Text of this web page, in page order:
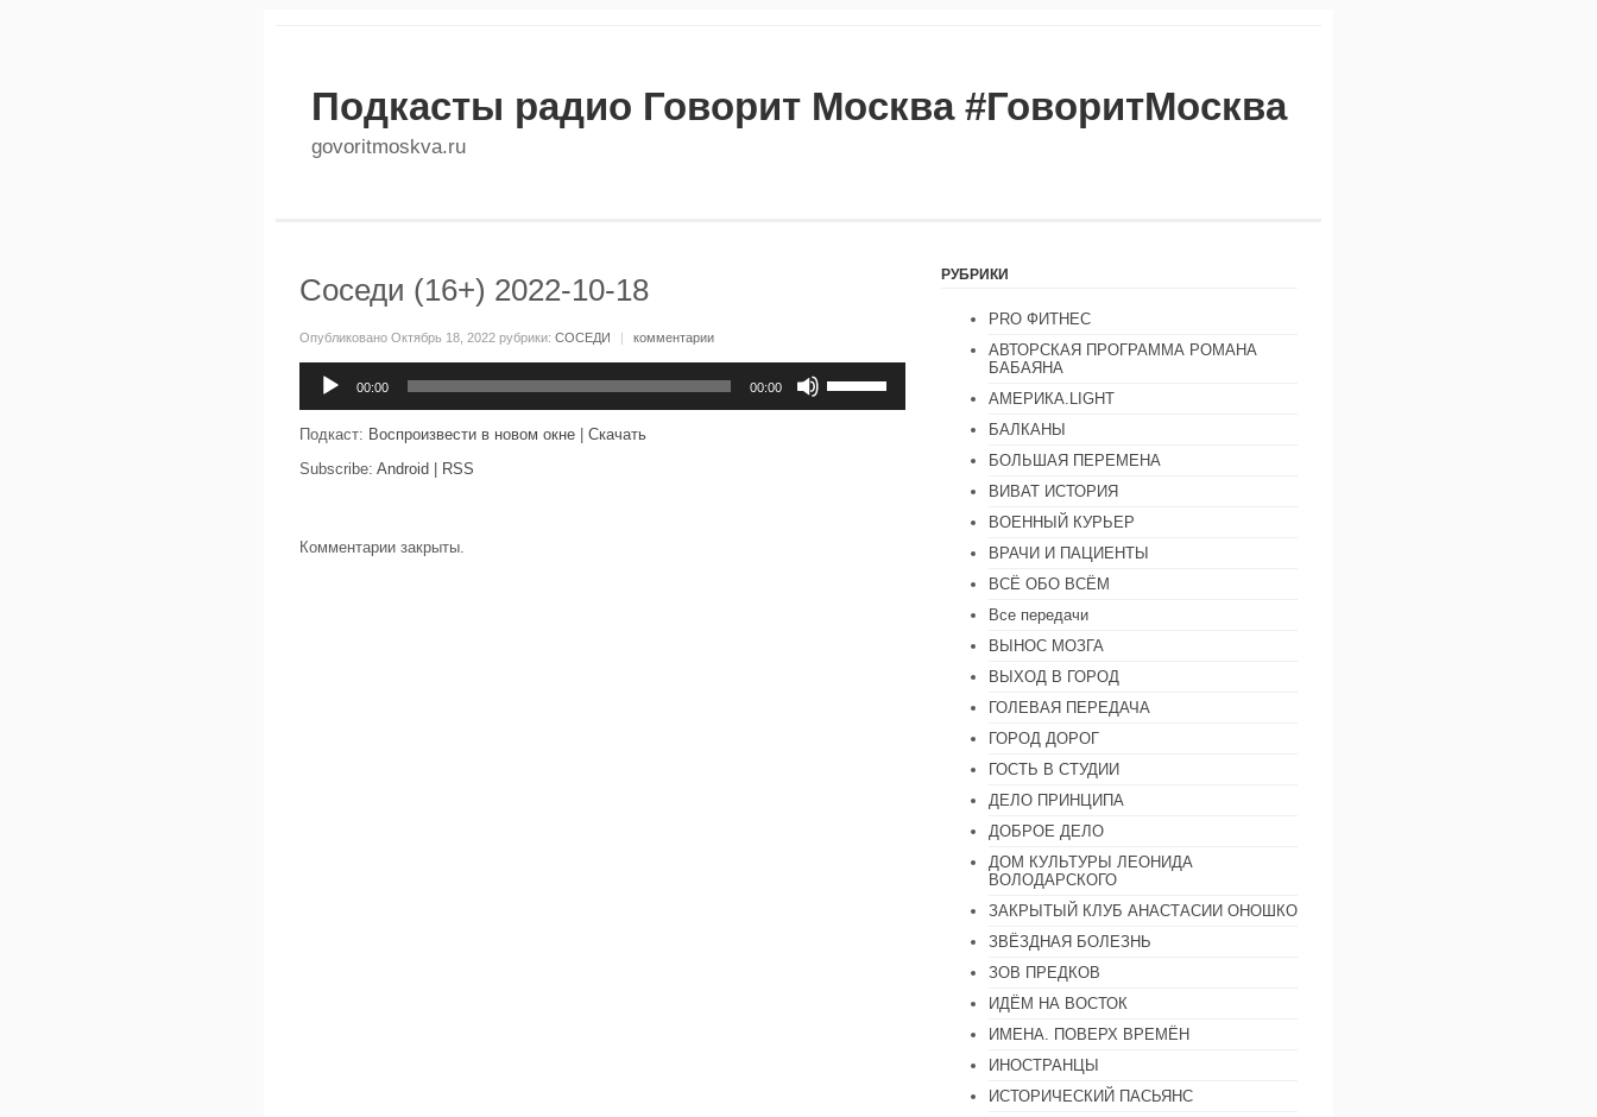
Подкасты радио Говорит Москва #ГоворитМосква
govoritmoskva.ru
Соседи (16+) 2022-10-18
Опубликовано Октябрь 18, 2022 рубрики: СОСЕДИ | комментарии
00:00 00:00
клавиши
Подкаст: Воспроизвести в новом окне
Скачать
Subscribe: Android RSS
Комментарии закрыты.
РУБРИКИ
PRO ФИТНЕС
АВТОРСКАЯ ПРОГРАММА РОМАНА
БАБАЯНА
АМЕРИКА.LIGHT
БАЛКАНЫ
БОЛЬШАЯ ПЕРЕМЕНА
ВИВАТ ИСТОРИЯ
ВОЕННЫЙ КУРЬЕР
ВРАЧИ И ПАЦИЕНТЫ
ВСЁ ОБО ВСЁМ
Все передачи
ВЫНОС МОЗГА
ВЫХОД В ГОРОД
ГОЛЕВАЯ ПЕРЕДАЧА
ГОРОД ДОРОГ
ГОСТЬ В СТУДИИ
ДЕЛО ПРИНЦИПА
ДОБРОЕ ДЕЛО
ДОМ КУЛЬТУРЫ ЛЕОНИДА
ВОЛОДАРСКОГО
ЗАКРЫТЫЙ КЛУБ АНАСТАСИИ ОНОШКО
ЗВЁЗДНАЯ БОЛЕЗНЬ
ЗОВ ПРЕДКОВ
ИДЁМ НА ВОСТОК
ИМЕНА. ПОВЕРХ ВРЕМЁН
ИНОСТРАНЦЫ
ИСТОРИЧЕСКИЙ ПАСЬЯНС